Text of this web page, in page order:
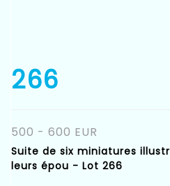
266
500 - 600 EUR
Suite de six miniatures
leurs épou - Lot 266